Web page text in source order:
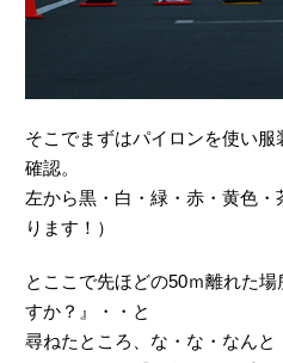
そこでまずはパイロンを使い
確認。
左から黒・白・緑・赤・黄色
ります！）
とここで先ほどの50ｍ離れた
すか？』・・と
尋ねたところ、な・な・なんと